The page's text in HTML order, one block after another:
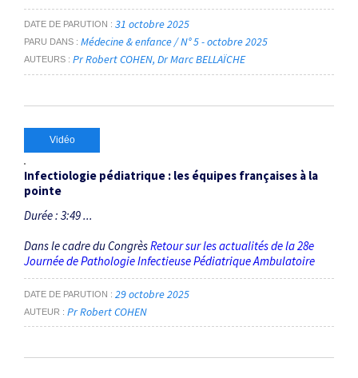
DATE DE PARUTION 31 octobre 2025
PARU DANS Médecine & enfance / N° 5 - octobre 2025
AUTEURS Pr Robert COHEN Dr Marc BELLAÏCHE
Vidéo
Infectiologie pédiatrique : les équipes françaises à la
pointe
Durée : 3:49 ...
Dans le cadre du CongrèsRetour sur les actualités de la 28e
Journée de Pathologie Infectieuse Pédiatrique Ambulatoire
DATE DE PARUTION 29 octobre 2025
AUTEUR Pr Robert COHEN